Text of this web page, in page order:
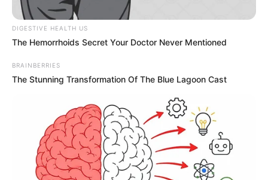
DIGESTIVE HEALTH US
The Hemorrhoids Secret Your Doctor Never Mentioned
BRAINBERRIES
The Stunning Transformation Of The Blue Lagoon Cast